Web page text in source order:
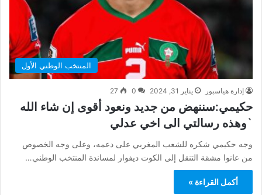
المنتخب الوطني الأول
إدارة هياسبور يناير 31, 2024 0
27
حكيمي:سننهض من جديد ونعود أقوى إن شاء الله
`وهذه رسالتي الى اخي عدلي
وجه حكيمي شكره للشعب المغربي على دعمه، وعلى وجه الخصوص
من عانوا مشقة التنقل إلى الكوت ديفوار لمساندة المنتخب الوطني…
أكمل القراءة »